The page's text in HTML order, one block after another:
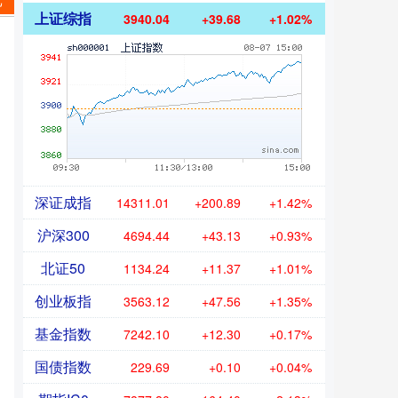
上证综指 3940.04 +39.68 +1.02%
深证成指 14311.01 +200.89 +1.42%
沪深300 4694.44 +43.13 +0.93%
北证50 1134.24 +11.37 +1.01%
创业板指 3563.12 +47.56 +1.35%
基金指数 7242.10 +12.30 +0.17%
国债指数 229.69 +0.10 +0.04%